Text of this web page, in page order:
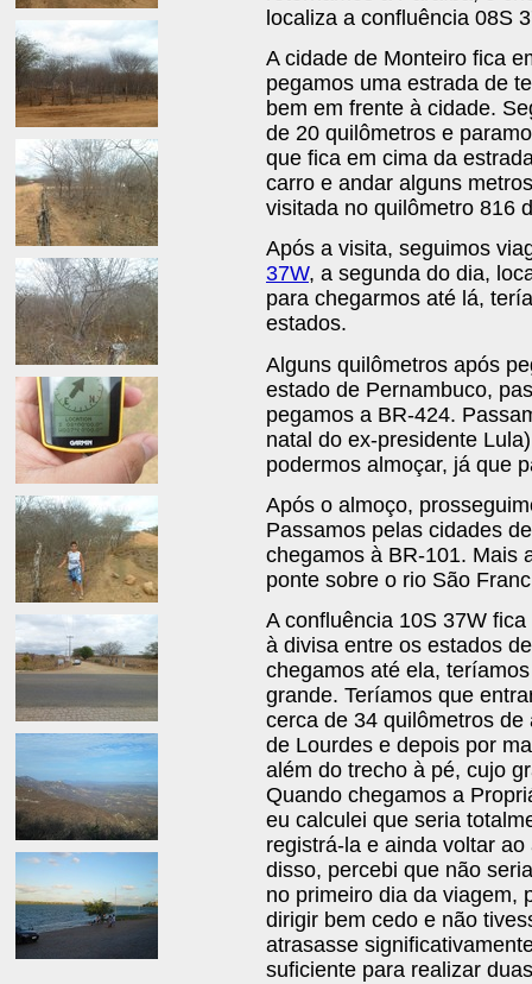
localiza a confluência 08S
A cidade de Monteiro fica
pegamos uma estrada de
bem em frente à cidade.
de 20 quilômetros e
que fica em cima da
carro e andar alguns
visitada no quilômetro 816
Após a visita, seguimos
37W, a segunda do dia,
para chegarmos até lá,
estados.
Alguns quilômetros após
estado de Pernambuco,
pegamos a BR-424.
natal do ex-presidente
podermos almoçar, já que
Após o almoço,
Passamos pelas cidades
chegamos à BR-101. Mais
ponte sobre o rio São
A confluência 10S 37W
à divisa entre os estados
chegamos até ela,
grande. Teríamos que
cerca de 34 quilômetros
de Lourdes e depois por
além do trecho à pé, cujo
Quando chegamos a
eu calculei que seria
registrá-la e ainda voltar
disso, percebi que não
no primeiro dia da viagem,
dirigir bem cedo e não
atrasasse
suficiente para realizar